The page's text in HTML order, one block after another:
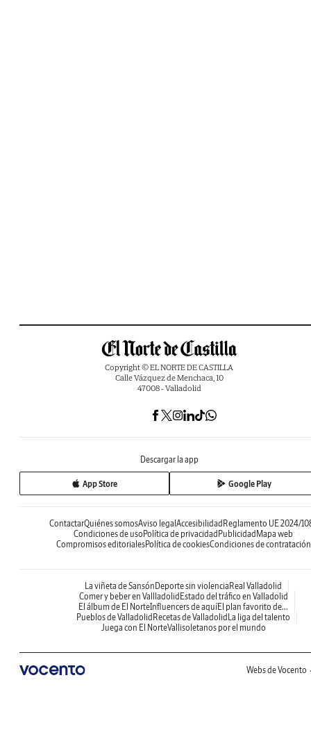
Copyright © EL NORTE DE CASTILLA
Calle Vázquez de Menchaca, 10
47008 - Valladolid
Descargar la app
App Store Google Play
ContactarQuiénes somosAviso legal Accesibilidad Reglamento UE 2024/
Condiciones de uso Política de privacidad Publicidad Mapa web
Compromisos editorialesPolítica de cookiesCondiciones de contratación
La viñeta de Sansón Deporte sin violencia Real Valladolid
Comer y beber en Vallladolid Estado del tráfico en Valladolid
El álbum de El NorteInfluencers de aquíEl plan favorito de...
Pueblos de Valladolid Recetas de Valladolid La liga del talento
Juega con El NorteVallisoletanos por el mundo
Webs de Vocento